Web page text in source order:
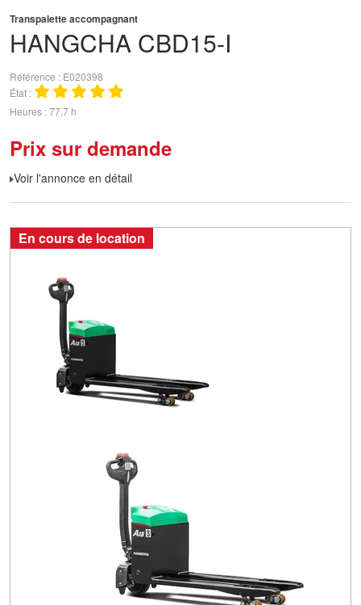
HANGCHA CBD15-I
Transpalette accompagnant
Référence
E020398
État
Heures 77,7 h
Prix sur demande
Voir l'annonce en détail
En cours de location